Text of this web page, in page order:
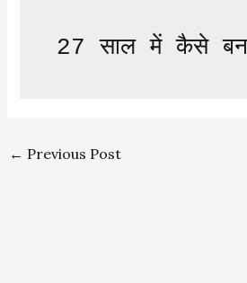
27 साल में कैसे
← Previous Post